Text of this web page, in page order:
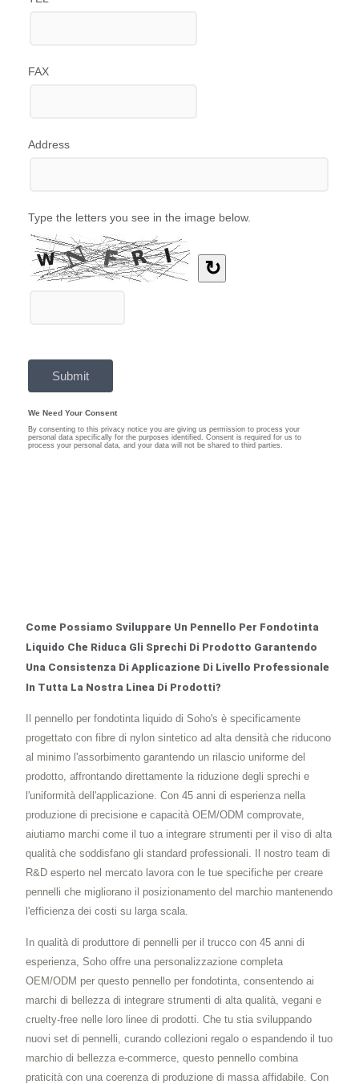
Come Possiamo Sviluppare Un Pennello Per Fondotinta
Liquido Che Riduca Gli Sprechi Di Prodotto Garantendo
Una Consistenza Di Applicazione Di Livello Professionale
In Tutta La Nostra Linea Di Prodotti?
Il pennello per fondotinta liquido di Soho's è specificamente
progettato con fibre di nylon sintetico ad alta densità che riducono
al minimo l'assorbimento garantendo un rilascio uniforme del
prodotto, affrontando direttamente la riduzione degli sprechi e
l'uniformità dell'applicazione. Con 45 anni di esperienza nella
produzione di precisione e capacità OEM/ODM comprovate,
aiutiamo marchi come il tuo a integrare strumenti per il viso di alta
qualità che soddisfano gli standard professionali. Il nostro team di
R&D esperto nel mercato lavora con le tue specifiche per creare
pennelli che migliorano il posizionamento del marchio mantenendo
l'efficienza dei costi su larga scala.
In qualità di produttore di pennelli per il trucco con 45 anni di
esperienza, Soho offre una personalizzazione completa
OEM/ODM per questo pennello per fondotinta, consentendo ai
marchi di bellezza di integrare strumenti di alta qualità, vegani e
cruelty-free nelle loro linee di prodotti. Che tu stia sviluppando
nuovi set di pennelli, curando collezioni regalo o espandendo il tuo
marchio di bellezza e-commerce, questo pennello combina
praticità con una coerenza di produzione di massa affidabile. Con